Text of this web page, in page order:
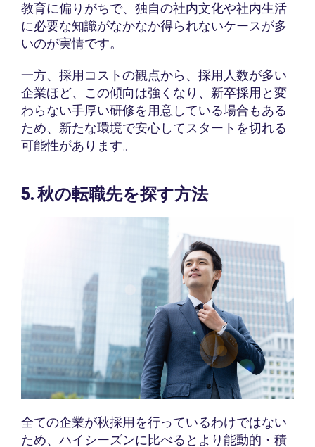
教育に偏りがちで、独自の社内文化や社内生活
に必要な知識がなかなか得られないケースが多
いのが実情です。
一方、採用コストの観点から、採用人数が多い
企業ほど、この傾向は強くなり、新卒採用と変
わらない手厚い研修を用意している場合もある
ため、新たな環境で安心してスタートを切れる
可能性があります。
5. 秋の転職先を探す方法
全ての企業が秋採用を行っているわけではない
ため、ハイシーズンに比べるとより能動的・積